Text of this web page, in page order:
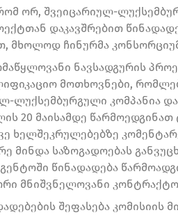
ორ, შვეიცარიულ-
დაკავშრებით
მხოლოდ ჩინურმა
ნავსადგურის
მოთხოვნები,
ლუქსემბურგული კომპანია
20 მაისამდე
ხელშეკრულებებზე
მინდა საზოგადოებას
წინადადება
მნიშვნელოვანი
შეფასება კომისიის